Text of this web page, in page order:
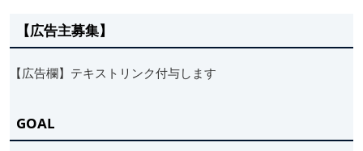
【広告主募集】
【広告欄】テキストリンク付与します
GOAL